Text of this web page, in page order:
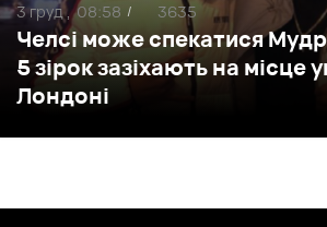
Челсі може спекатися
5 зірок зазіхають на місце
Лондоні
3 груд , 08:58 / 3635